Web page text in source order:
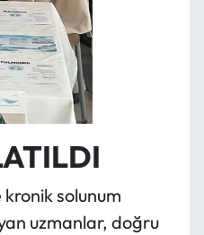
solunum
uzmanlar, doğru